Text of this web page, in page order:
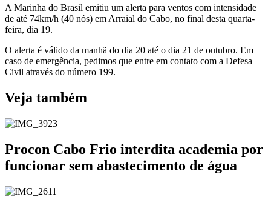
A Marinha do Brasil emitiu um alerta para ventos com intensidade
de até 74km/h (40 nós) em Arraial do Cabo, no final desta quarta-
feira, dia 19.
O alerta é válido da manhã do dia 20 até o dia 21 de outubro. Em
caso de emergência, pedimos que entre em contato com a Defesa
Civil através do número 199.
Veja também
Procon Cabo Frio interdita academia por
funcionar sem abastecimento de água